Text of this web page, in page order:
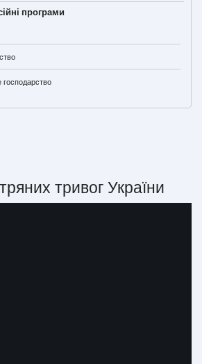
програми
тривог України